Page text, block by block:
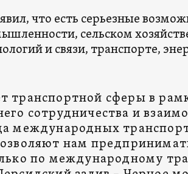
что есть серьезные
сельском
и связи, транспорте,
транспортной сферы в
сотрудничества и
международных
нам
по международному